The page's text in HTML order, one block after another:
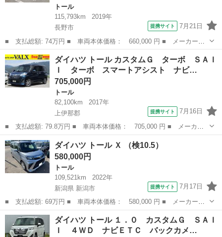
トール
115,793km
2019年
長野市
提携サイト 7月21日
■ 支払総額: 74万円 ■ 車両本体価格： 660,000 円 ■ メーカー
名： ダイハツ ■ 車種名： トール ■ グレード名： カスタム
Ｇ ＳＡＩＩ ■ 排気量： 1000cc ■ ドア枚数： 5D ■ ミッショ
ン：...
長野 長野市 トール
ダイハツ トール カスタムＧ ターボ ＳＡＩ
Ｉ ターボ スマートアシスト ナビ…
705,000円
トール
82,100km
2017年
上伊那郡
提携サイト 7月16日
■ 支払総額: 79.8万円 ■ 車両本体価格： 705,000 円 ■ メーカー
名： ダイハツ ■ 車種名： トール ■ グレード名： カスタム
Ｇ ターボ ＳＡＩＩ ターボ スマートアシスト ナビ ＥＴＣ
バックカメラ ...
長野 上伊那郡 トール
ダイハツ トール Ｘ （検10.5）
580,000円
トール
109,521km
2022年
新潟県 新潟市
提携サイト 7月17日
■ 支払総額: 69万円 ■ 車両本体価格： 580,000 円 ■ メーカー
名： ダイハツ ■ 車種名： トール ■ グレード名： Ｘ ■ 排気
量： 1000cc ■ ドア枚数： 5D ■ ミッション： CVT ■ 店舗...
新潟 新潟市 トール
ダイハツ トール １．０ カスタムＧ ＳＡＩ
Ｉ ４ＷＤ ナビＥＴＣ バックカメ…